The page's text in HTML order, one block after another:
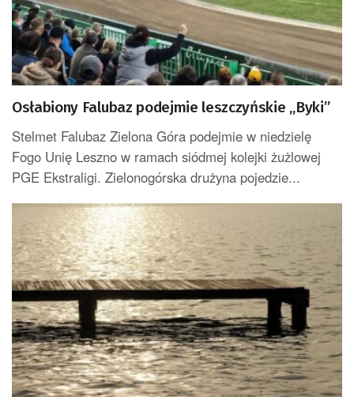
Osłabiony Falubaz podejmie leszczyńskie „Byki”
Stelmet Falubaz Zielona Góra podejmie w niedzielę
Fogo Unię Leszno w ramach siódmej kolejki żużlowej
PGE Ekstraligi. Zielonogórska drużyna pojedzie...